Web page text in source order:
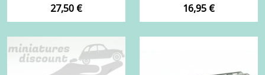
Prix
27,50 € Prix
16,95 €